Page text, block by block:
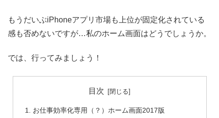
もうだいぶiPhoneアプリ市場も上位が固定化されている
感も否めないですが…私のホーム画面はどうでしょうか。
では、行ってみましょう！
目次
お仕事効率化専用（？）ホーム画面2017版